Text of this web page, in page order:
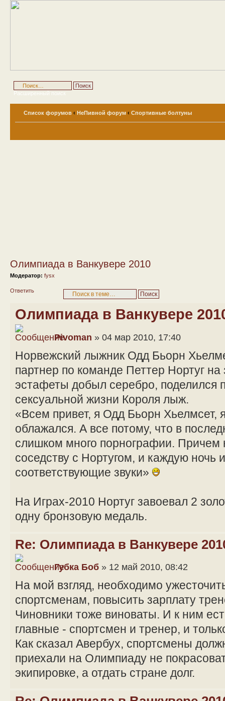
Расширенный поиск
Список форумов ‹ НеПивной форум ‹ Спортивные болтуны
Олимпиада в Ванкувере 2010
Модератор: fysx
Ответить
Олимпиада в Ванкувере
Pivoman » 04 мар 2010, 17:40
Норвежский лыжник Одд Бьорн
партнер по команде Петтер Нортуг
эстафеты добыл серебро, поделился
сексуальной жизни Короля лыж.
«Всем привет, я Одд Бьорн Хьелмсет,
облажался. А все потому, что в
слишком много порнографии. Причем
соседству с Нортугом, и каждую ночь
соответствующие звуки»
На Играх-2010 Нортуг завоевал 2
одну бронзовую медаль.
Re: Олимпиада в Ванкувере
Губка Боб » 12 май 2010, 08:42
На мой взгляд, необходимо
спортсменам, повысить зарплату
Чиновники тоже виноваты. И к ним
главные - спортсмен и тренер, и
Как сказал Авербух, спортсмены
приехали на Олимпиаду не
экипировке, а отдать стране долг.